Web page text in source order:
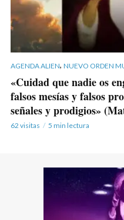
AGENDA ALIEN, NUEVO ORDEN
«Cuidad que nadie os
falsos mesías y falsos
señales y prodigios»
62 visitas 5 min lectura